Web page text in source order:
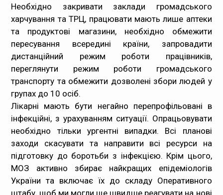
Необхідно закривати заклади громадського
харчування та ТРЦ, працювати мають лише аптеки
та продуктові магазини, необхідно обмежити
пересування всередині країни, запровадити
дистанційний режим роботи працівників,
переглянути режим роботи громадського
транспорту та обмежити дозволені збори людей у
групах до 10 осіб.
Лікарні мають бути негайно перепрофільовані в
інфекційні, з урахуванням ситуації. Опрацьовувати
необхідно тільки ургентні випадки. Всі планові
заходи скасувати та направити всі ресурси на
підготовку до боротьби з інфекцією. Крім цього,
МОЗ активно збирає найкращих епідеміологів
України та включає їх до складу Оперативного